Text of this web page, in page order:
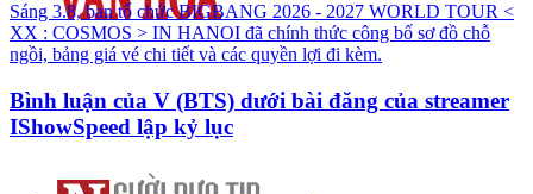
Sáng 3.8, ban tổ chức BIGBANG 2026 - 2027 WORLD TOUR <
XX : COSMOS > IN HANOI đã chính thức công bố sơ đồ chỗ
ngồi, bảng giá vé chi tiết và các quyền lợi đi kèm.
Bình luận của V (BTS) dưới bài đăng của streamer
IShowSpeed lập kỷ lục